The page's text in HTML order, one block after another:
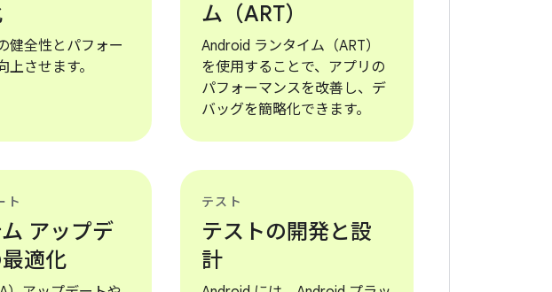
健全性とパフォー
上させます。
ム（ART）
Android ランタイム（ART）
を使用することで、アプリの
パフォーマンスを改善し、デ
バッグを簡略化できます。
ト
アップデ
適化
テスト
テストの開発と設
計